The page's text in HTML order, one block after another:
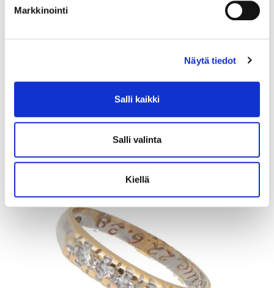
Markkinointi
Näytä tiedot
Salli kaikki
Salli valinta
Kiellä
Kivisormus, koko 18¾, 925br, Paino: 2,7 g
Kaivopihan Pantti